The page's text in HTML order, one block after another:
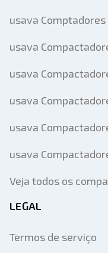
usava
usava
usava
usava
usava
usava
Veja todos os
LEGAL
Termos de serviço